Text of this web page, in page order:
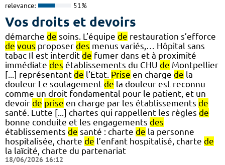
relevance: 51%
Vos droits et devoirs
démarche de soins. L’équipe de restauration s’efforce
de vous proposer des menus variés,… Hôpital sans
tabac Il est interdit de fumer dans et à proximité
immédiate des établissements du CHU de Montpellier
[...] représentant de l’Etat. Prise en charge de la
douleur Le soulagement de la douleur est reconnu
comme un droit fondamental pour le patient, et un
devoir de prise en charge par les établissements de
santé. Lutte [...] chartes qui rappellent les règles de
bonne conduite et les engagements des
établissements de santé : charte de la personne
hospitalisée, charte de l’enfant hospitalisé, charte de
la laïcité, charte du partenariat
18/06/2026 16:12